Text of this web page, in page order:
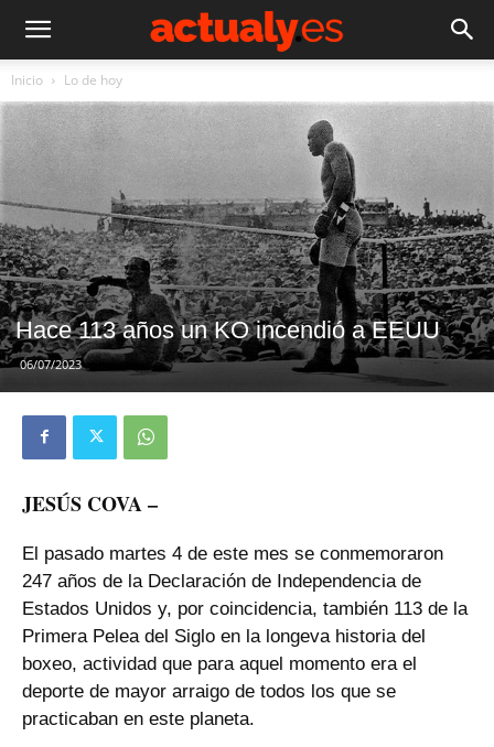
Inicio Lo de hoy
Hace 113 años un KO incendió a EEUU
06/07/2023
JESÚS COVA –
El pasado martes 4 de este mes se conmemoraron
247 años de la Declaración de Independencia de
Estados Unidos y, por coincidencia, también 113 de la
Primera Pelea del Siglo en la longeva historia del
boxeo, actividad que para aquel momento era el
deporte de mayor arraigo de todos los que se
practicaban en este planeta.